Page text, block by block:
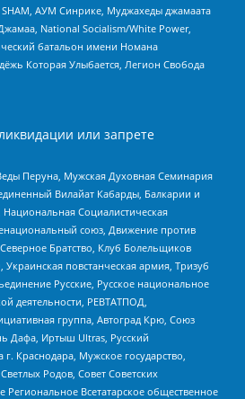
АУМ Синрике, Муджахеды джамаата
National Socialism/White Power,
батальон имени Номана
Которая Улыбается, Легион Свобода
или запрете
Перуна, Мужская Духовная Семинария
Вилайат Кабарды, Балкарии и
Социалистическая
союз, Движение против
Братство, Клуб Болельщиков
повстанческая армия, Тризуб
Русские, Русское национальное
деятельности, РЕВТАТПОД,
группа, Автоград Крю, Союз
Дафа, Иртыш Ultras, Русский
Краснодара, Мужское государство,
Родов, Совет Советских
Всетатарское общественное